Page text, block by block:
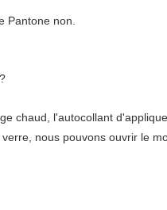
Pantone non.
chaud, l'autocollant
nous pouvons ouvrir le